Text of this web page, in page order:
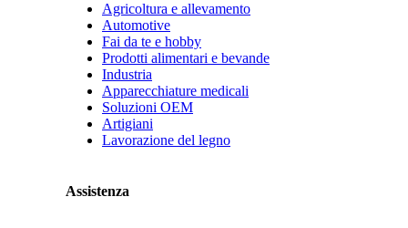
Agricoltura e allevamento
Automotive
Fai da te e hobby
Prodotti alimentari e bevande
Industria
Apparecchiature medicali
Soluzioni OEM
Artigiani
Lavorazione del legno
Assistenza